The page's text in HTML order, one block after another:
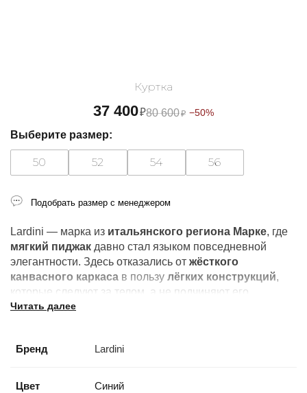
Куртка
37 400₽80 600₽ −50%
Lardini — марка из итальянского региона Марке, где
мягкий пиджак давно стал языком повседневной
элегантности. Здесь отказались от жёсткого
канвасного каркаса в пользу лёгких конструкций,
которые следуют за телом, а не подчиняют его.
Результат — одежда, которую надевают
Читать далее
Бренд Lardini
Цвет Синий
Выберите размер:
50 52 54 56
Подобрать размер с менеджером